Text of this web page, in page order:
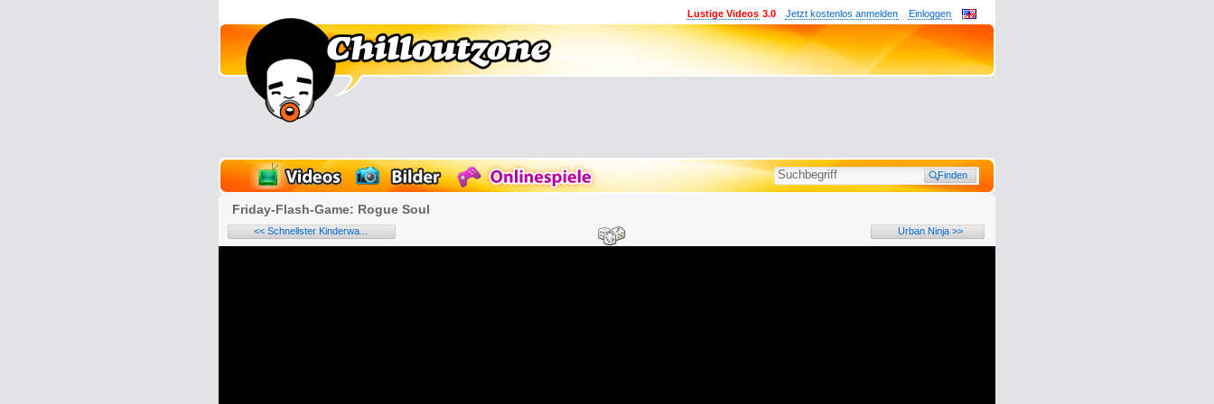
Einloggen
Jetzt kostenlos anmelden
Lustige Videos 3.0
Friday-Flash-Game: Rogue Soul
<< Schnellster Kinderwa... Urban Ninja >>